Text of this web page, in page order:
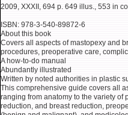
2009, XXXII, 694 p. 649 illus., 553 in
ISBN: 978-3-540-89872-6
About this book
Covers all aspects of mastopexy and
procedures, preoperative care,
A how-to-do manual
Abundantly illustrated
Written by noted authorities in plastic
This comprehensive guide covers all
ranging from anatomy to the variety of
reduction, and breast reduction,